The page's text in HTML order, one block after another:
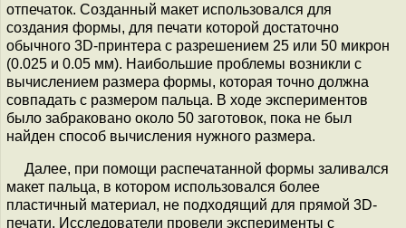
отпечаток. Созданный макет использовался для
создания формы, для печати которой достаточно
обычного 3D-принтера с разрешением 25 или 50 микрон
(0.025 и 0.05 мм). Наибольшие проблемы возникли с
вычислением размера формы, которая точно должна
совпадать с размером пальца. В ходе экспериментов
было забраковано около 50 заготовок, пока не был
найден способ вычисления нужного размера.
Далее, при помощи распечатанной формы заливался
макет пальца, в котором использовался более
пластичный материал, не подходящий для прямой 3D-
печати. Исследователи провели эксперименты с